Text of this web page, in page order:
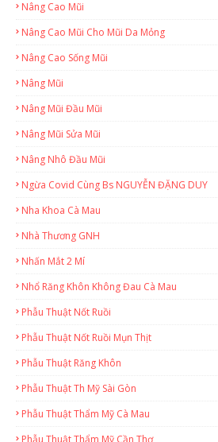
Nâng Cao Mũi
Nâng Cao Mũi Cho Mũi Da Mỏng
Nâng Cao Sống Mũi
Nâng Mũi
Nâng Mũi Đầu Mũi
Nâng Mũi Sửa Mũi
Nâng Nhô Đầu Mũi
Ngừa Covid Cùng Bs NGUYỄN ĐẶNG DUY
Nha Khoa Cà Mau
Nhà Thương GNH
Nhấn Mắt 2 Mí
Nhổ Răng Khôn Không Đau Cà Mau
Phẫu Thuật Nốt Ruồi
Phẫu Thuật Nốt Ruồi Mụn Thịt
Phẫu Thuật Răng Khôn
Phẫu Thuật Th Mỹ Sài Gòn
Phẫu Thuật Thẩm Mỹ Cà Mau
Phẫu Thuật Thẩm Mỹ Cần Thơ